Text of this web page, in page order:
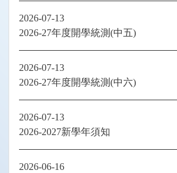
2026-07-13
2026-27年度開學統測(中五)
2026-07-13
2026-27年度開學統測(中六)
2026-07-13
2026-2027新學年須知
2026-06-16